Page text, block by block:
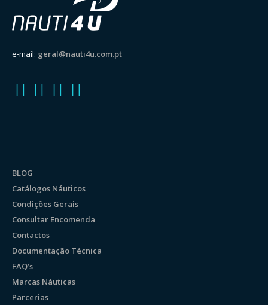
e-mail: geral@nauti4u.com.pt
BLOG
Catálogos Náuticos
Condições Gerais
Consultar Encomenda
Contactos
Documentação Técnica
FAQ’s
Marcas Náuticas
Parcerias